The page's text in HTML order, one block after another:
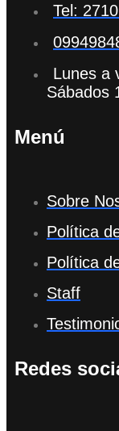
Tel:
Lunes a
Sábados
Menú
Sobre
Política
Política
Staff
Redes